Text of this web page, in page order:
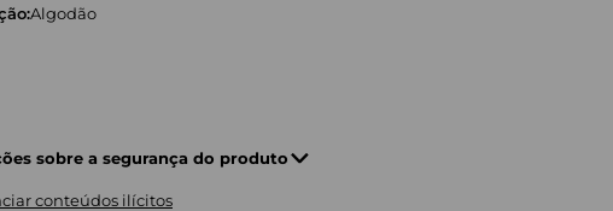
Algodão
sobre a segurança do produto
conteúdos ilícitos